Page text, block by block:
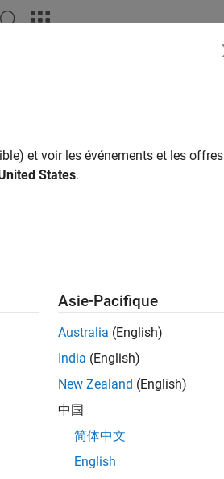
et voir les événements et les offres
States.
Asie-Pacifique
Australia (English)
India (English)
New Zealand (English)
中国
简体中文
English